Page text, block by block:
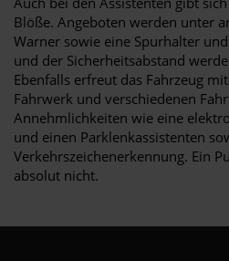
Blöße. Angeboten werden unter
Warner sowie eine Spurhalter
und der Sicherheitsabstand
Ebenfalls erfreut das Fahrzeug
Fahrwerk und verschiedenen
Annehmlichkeiten wie eine
und einen Parklenkassistenten
Verkehrszeichenerkennung. Ein
absolut nicht.